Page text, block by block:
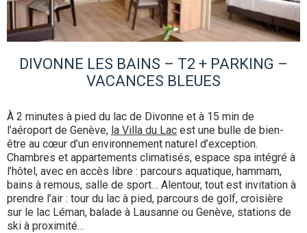
DIVONNE LES BAINS – T2 + PARKING –
VACANCES BLEUES
À 2 minutes à pied du lac de Divonne et à 15 min de
l’aéroport de Genève, la Villa du Lac est une bulle de bien-
être au cœur d’un environnement naturel d’exception.
Chambres et appartements climatisés, espace spa intégré à
l’hôtel, avec en accès libre : parcours aquatique, hammam,
bains à remous, salle de sport… Alentour, tout est invitation à
prendre l’air : tour du lac à pied, parcours de golf, croisière
sur le lac Léman, balade à Lausanne ou Genève, stations de
ski à proximité…